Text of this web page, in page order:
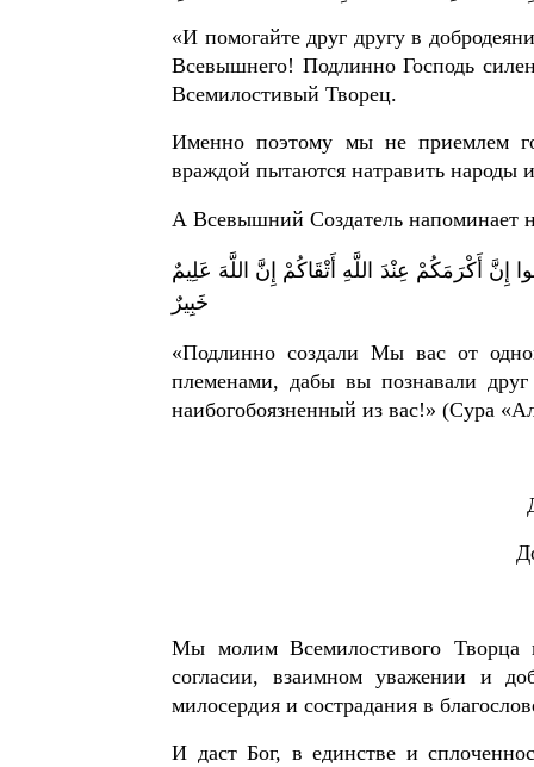
«И помогайте друг другу в
Всевышнего! Подлинно Господь
Всемилостивый Творец.
Именно поэтому мы не приемлем
враждой пытаются натравить народы
А Всевышний Создатель напоминает
إِنَّ أَكْرَمَكُمْ عِنْدَ اللَّهِ أَتْقَاكُمْ إِنَّ اللَّهَ عَلِيمٌ
خَبِيرٌ
«Подлинно создали Мы вас от
племенами, дабы вы познавали
наибогобоязненный из вас!» (Сура
Мы молим Всемилостивого
согласии, взаимном уважении и
милосердия и сострадания в
И даст Бог, в единстве и